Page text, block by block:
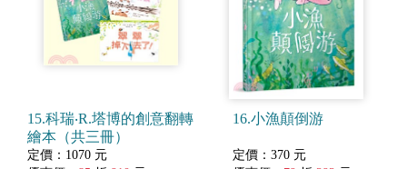
15.科瑞‧R.塔博的創意翻轉
繪本（共三冊）
定價：1070 元
16.小漁顛倒游
定價：370 元